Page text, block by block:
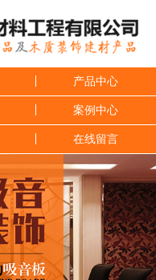
产品中心
案例中心
在线留言